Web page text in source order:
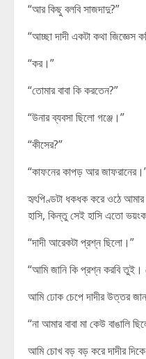
“আর কিছু বলবি সাজদাদু?”
“আচ্ছা দাদী একটা কথা জিজ্ঞেস
“কর।”
“তোমার বাবা কি করতেন?”
“উনার ব্যবসা ছিলো গঞ্জে।”
“কীসের?”
“কাফনের কাপড় আর
হৃৎপিণ্ডটা ধকধক করে ওঠে আমার
হাসি, কিন্তু সেই হাসি এতো
“দাদী আরেকটা প্রশ্ন ছিলো।”
“আমি জানি কি প্রশ্ন করবি তুই।
আমি ঢোক চেপে দাদীর উত্তর
“না আমার বাবা মা কেউ বাঙালি
আমি চোখ বড় বড় করে দাদীর